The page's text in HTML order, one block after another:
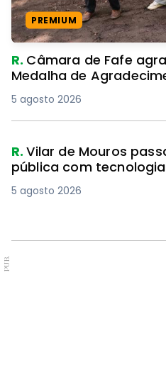
PREMIUM
R. Câmara de Fafe
Medalha de
5 agosto 2026
R.Vilar de Mouros
pública com tecnologia
5 agosto 2026
PUB.